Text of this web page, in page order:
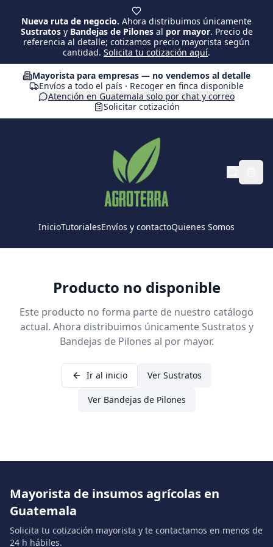
Nueva ruta de negocio. Ahora distribuimos únicamente
Sustratosy Bandejas de Pilonesal por mayor. Precio de
referencia al detalle; cotizamos precio mayorista según
cantidad. Solicita tu cotización aquí.
Mayorista para empresas — no vendemos al detalle
Envíos a todo el país · Recoger en finca disponible
Atención en Guatemala solo por chat y correo
Solicitar cotización
InicioTutorialesEnvíos y contactoQuienes Somos
Producto no disponible
Este producto no forma parte de nuestro catálogo
actual. Ahora distribuimos únicamente Sustratos y
Bandejas de Pilones al por mayor.
Ir al inicio Ver Sustratos
Ver Bandejas de Pilones
Mayorista de insumos agrícolas en
Guatemala
Solicita tu cotización mayorista y te contactamos en menos de
24 h hábiles.